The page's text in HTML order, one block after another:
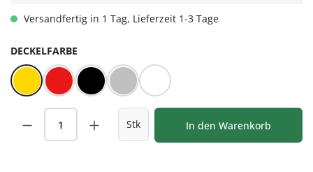
Versandfertig in 1 Tag, Lieferzeit 1-3 Tage
DECKELFARBE
Gold Rot/Weiß kariert
Schwarz Silber Weiß
Produkt Anzahl: Gib den gewünschten
Stk In den Warenkorb